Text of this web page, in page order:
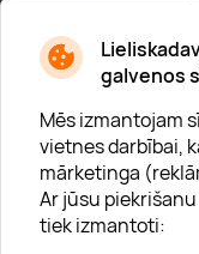
galvenos
Mēs izmantojam
vietnes darbībai,
mārketinga
Ar jūsu
tiek izmantoti:
* Esmu iepazinies/
Par "Lieliska dāvana"